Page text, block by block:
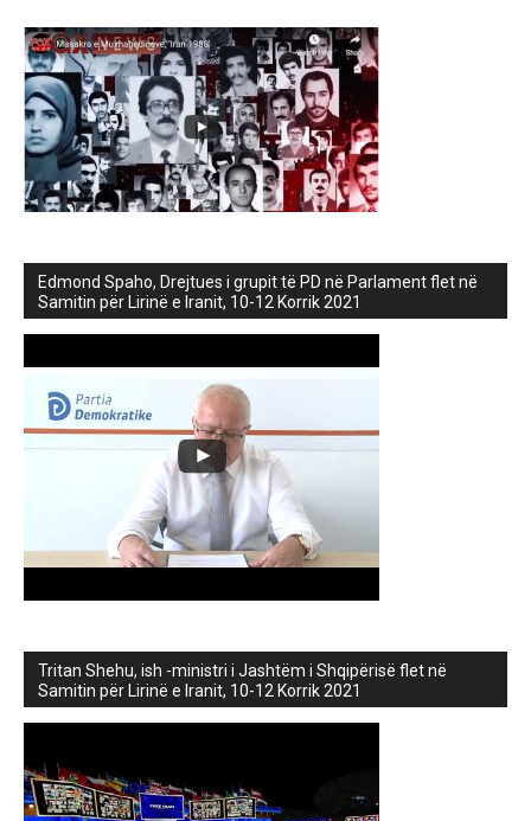
Edmond Spaho, Drejtues i grupit të PD në Parlament flet në
Samitin për Lirinë e Iranit, 10-12 Korrik 2021
Tritan Shehu, ish -ministri i Jashtëm i Shqipërisë flet në
Samitin për Lirinë e Iranit, 10-12 Korrik 2021